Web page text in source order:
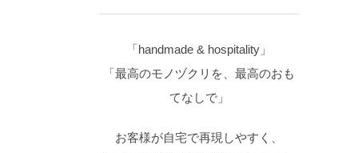
「handmade & hospitality」
「最高のモノヅクリを、最高のおも
てなしで」
お客様が自宅で再現しやすく、